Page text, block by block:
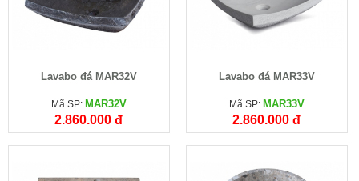
Lavabo đá MAR32V
Mã SP: MAR32V
2.860.000 đ
Lavabo đá MAR33V
Mã SP: MAR33V
2.860.000 đ